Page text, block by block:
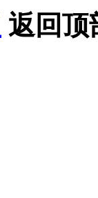
返回顶